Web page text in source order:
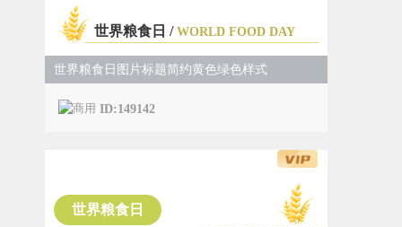
世界粮食日 / WORLD FOOD DAY
世界粮食日图片标题简约黄色绿色样式
ID:149142
世界粮食日